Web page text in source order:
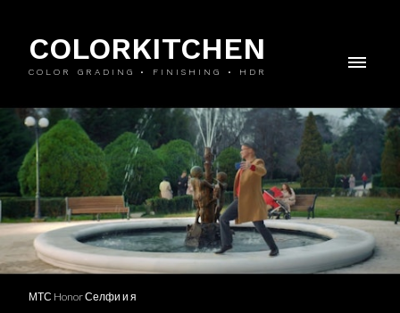
COLORKITCHEN
COLOR GRADING • FINISHING • HDR
МТС Honor Селфи и я